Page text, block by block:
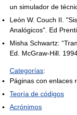
un simulador de
León W. Couch II.
Analógicos". Ed
Misha Schwartz:
Ed. McGraw-Hill.
Categorías:
Páginas con enlaces
Teoría de códigos
Acrónimos